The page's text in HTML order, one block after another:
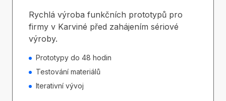
Rychlá výroba funkčních prototypů pro
firmy v Karviné před zahájením sériové
výroby.
Prototypy do 48 hodin
Testování materiálů
Iterativní vývoj